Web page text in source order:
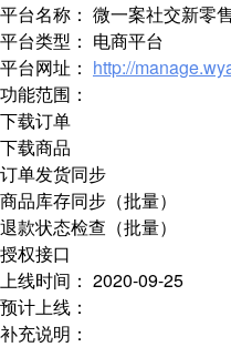
平台名称： 微一案社交新零
平台类型： 电商平台
平台网址： http://
功能范围：
下载订单
下载商品
订单发货同步
商品库存同步（批量）
退款状态检查（批量）
授权接口
上线时间： 2020-09-25
预计上线：
补充说明：